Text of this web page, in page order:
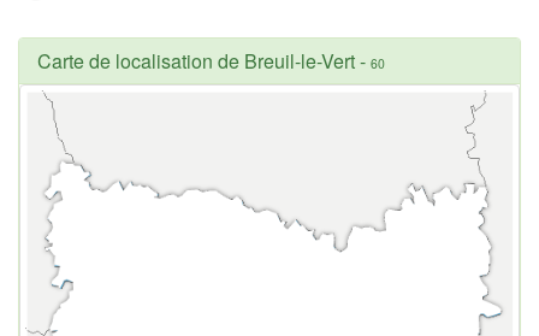
Carte de localisation de Breuil-le-Vert- 60